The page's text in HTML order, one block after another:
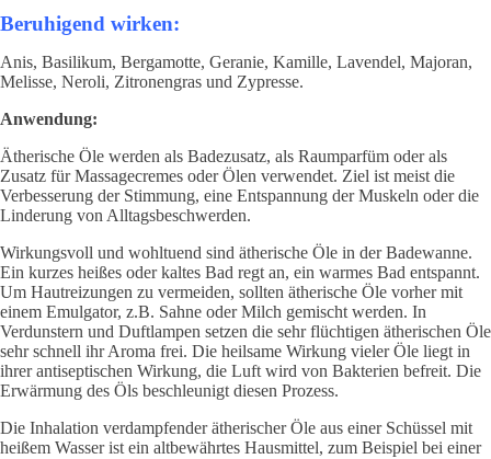
Beruhigend wirken:
Anis, Basilikum, Bergamotte, Geranie, Kamille, Lavendel, Majoran,
Melisse, Neroli, Zitronengras und Zypresse.
Anwendung:
Ätherische Öle werden als Badezusatz, als Raumparfüm oder als
Zusatz für Massagecremes oder Ölen verwendet. Ziel ist meist die
Verbesserung der Stimmung, eine Entspannung der Muskeln oder die
Linderung von Alltagsbeschwerden.
Wirkungsvoll und wohltuend sind ätherische Öle in der Badewanne.
Ein kurzes heißes oder kaltes Bad regt an, ein warmes Bad entspannt.
Um Hautreizungen zu vermeiden, sollten ätherische Öle vorher mit
einem Emulgator, z.B. Sahne oder Milch gemischt werden. In
Verdunstern und Duftlampen setzen die sehr flüchtigen ätherischen Öle
sehr schnell ihr Aroma frei. Die heilsame Wirkung vieler Öle liegt in
ihrer antiseptischen Wirkung, die Luft wird von Bakterien befreit. Die
Erwärmung des Öls beschleunigt diesen Prozess.
Die Inhalation verdampfender ätherischer Öle aus einer Schüssel mit
heißem Wasser ist ein altbewährtes Hausmittel, zum Beispiel bei einer